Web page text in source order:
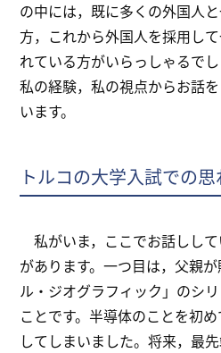
の中には，既に多くの外国人
方，これから外国人を採用し
れている方がいらっしゃるで
私の経験，私の視点からお話
います。
トルコの大学入試での
私がいま，ここでお話しし
があります。一つ目は，父親
ル・ジオグラフィック」のシ
ことです。半導体のことを初
してしまいました。将来，最